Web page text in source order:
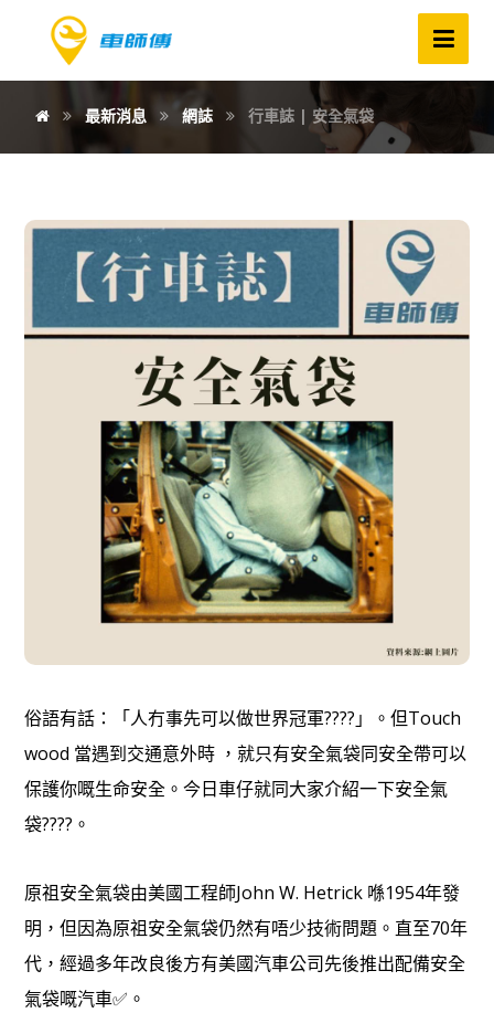
最新消息 網誌 行車誌 | 安全氣袋
俗語有話：「人冇事先可以做世界冠軍????」。但Touch
wood 當遇到交通意外時 ，就只有安全氣袋同安全帶可以
保護你嘅生命安全。今日車仔就同大家介紹一下安全氣
袋????。
原祖安全氣袋由美國工程師John W. Hetrick 喺1954年發
明，但因為原祖安全氣袋仍然有唔少技術問題。直至70年
代，經過多年改良後方有美國汽車公司先後推出配備安全
氣袋嘅汽車✅。